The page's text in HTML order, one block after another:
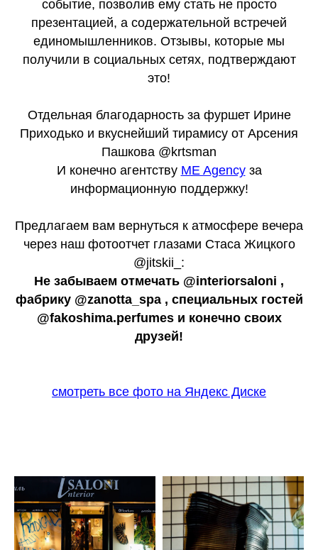
событие, позволив ему стать не просто
презентацией, а содержательной встречей
единомышленников. Отзывы, которые мы
получили в социальных сетях, подтверждают
это!
Отдельная благодарность за фуршет Ирине
Приходько и вкуснейший тирамису от Арсения
Пашкова @krtsman
И конечно агентству ME Agencyза
информационную поддержку!
Предлагаем вам вернуться к атмосфере вечера
через наш фотоотчет глазами Стаса Жицкого
@jitskii_:
Не забываем отмечать @interiorsaloni ,
фабрику @zanotta_spa , специальных гостей
@fakoshima.perfumes и конечно своих
друзей!
смотреть все фото на Яндекс Диске